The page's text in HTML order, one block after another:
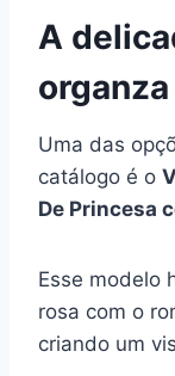
A
organza
Uma das
catálogo é o
De Princesa
Esse modelo
rosa com o
criando um